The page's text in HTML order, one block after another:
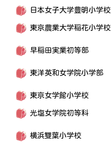
日本女子大学豊明小学校
東京農業大学稲花小学校
早稲田実業初等部
東洋英和女学院小学部
東京女学館小学校
光塩女学院初等科
横浜雙葉小学校